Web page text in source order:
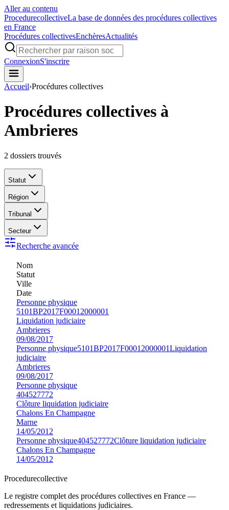
Aller au contenu
ProcedurecollectiveLa base de données des procédures collectives
en France
Procédures collectivesEnchèresActualités
ConnexionS'inscrire
Accueil›Procédures collectives
Procédures collectives à
Ambrieres
2 dossiers trouvés
Statut
Région
Tribunal
Secteur
Recherche avancée
Nom
Statut
Ville
Date
Personne physique
5101BP2017F00012000001
Liquidation judiciaire
Ambrieres
09/08/2017
Personne physique5101BP2017F00012000001Liquidation
judiciaire
Ambrieres
09/08/2017
Personne physique
404527772
Clôture liquidation judiciaire
Chalons En Champagne
Marne
14/05/2012
Personne physique404527772Clôture liquidation judiciaire
Chalons En Champagne
14/05/2012
Procedurecollective
Le registre complet des procédures collectives en France —
redressements et liquidations judiciaires.